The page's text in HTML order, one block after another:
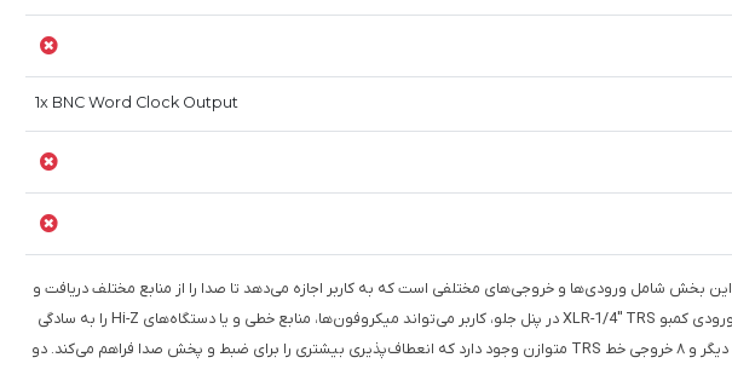
1x BNC Word Clock Output
این بخش شامل ورودی‌ها و خروجی‌های مختلفی است که به کاربر اجازه می‌دهد تا صدا را از منابع مختلف دریافت و
به آن‌ها ارسال کند. با وجود ۲ ورودی کمبو XLR-1/4" TRS در پنل جلو، کاربر می‌تواند میکروفون‌ها، منابع خطی و یا دستگاه‌های Hi-Z را به سادگی
متصل کند. همچنین، ۶ ورودی دیگر و ۸ خروجی خط TRS متوازن وجود دارد که انعطاف‌پذیری بیشتری را برای ضبط و پخش صدا فراهم می‌کند. دو